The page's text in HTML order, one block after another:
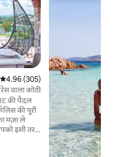
औसत रेटिंग 5 में से 4.96, 305 समीक्षाएँ
4.96 (305)
वाला कोठी
की पैदल
की पूरी
मज़ा ले
इसी तरह